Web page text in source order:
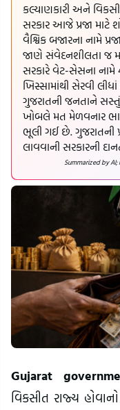
કલ્યાણકારી અને
સરકાર આજે પ્રજા માટે
વૈશ્વિક બજારના નામે
જાણે સંવેદનશીલતા જ
સરકારે વેટ-સેસના નામે
ખિસ્સામાંથી સેરવી
ગુજરાતની જનતાને
ખોબલે મત મેળવનાર
ભૂલી ગઈ છે. ગુજરાતની
લાવવાની સરકારની
Summarized by
Gujarat
વિકસીત રાજ્ય